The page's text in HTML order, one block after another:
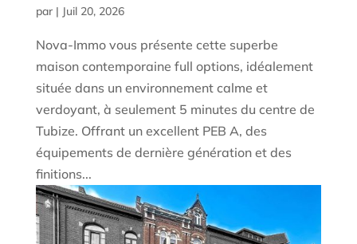
par | Juil 20, 2026
Nova-Immo vous présente cette superbe
maison contemporaine full options, idéalement
située dans un environnement calme et
verdoyant, à seulement 5 minutes du centre de
Tubize. Offrant un excellent PEB A, des
équipements de dernière génération et des
finitions...